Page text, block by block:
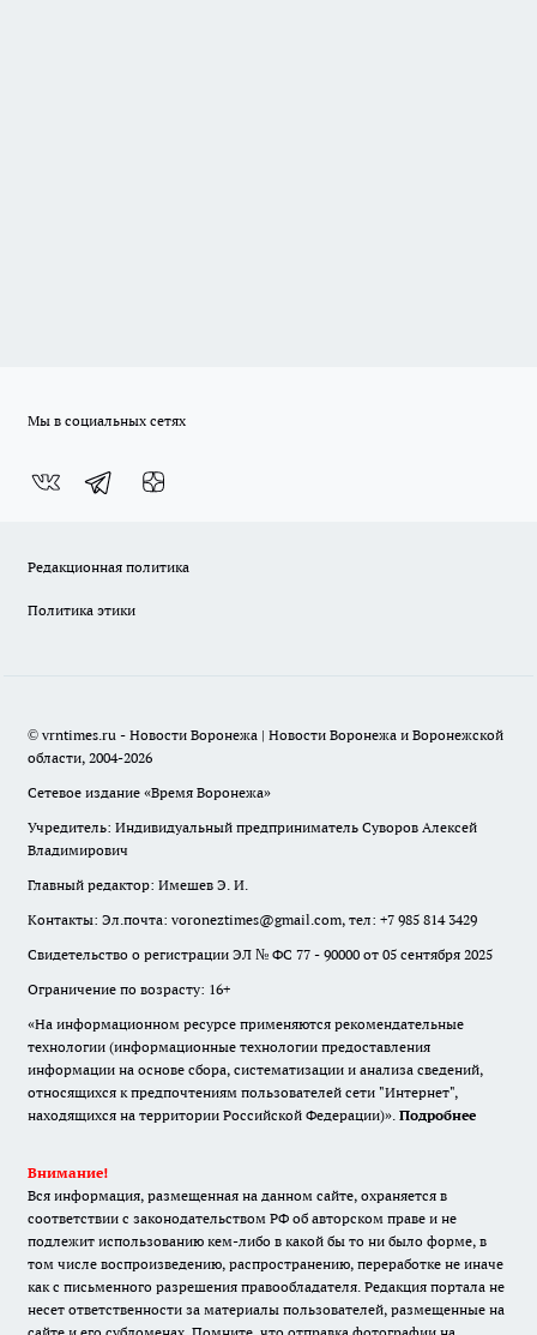
Мы в социальных сетях
Редакционная политика
Политика этики
© vrntimes.ru - Новости Воронежа | Новости Воронежа и Воронежской
области, 2004-2026
Сетевое издание «Время Воронежа»
Учредитель: Индивидуальный предприниматель Суворов Алексей
Владимирович
Главный редактор: Имешев Э. И.
Контакты: Эл.почта: voroneztimes@gmail.com, тел: +7 985 814 3429
Свидетельство о регистрации ЭЛ № ФС 77 - 90000 от 05 сентября 2025
Ограничение по возрасту: 16+
«На информационном ресурсе применяются рекомендательные
технологии (информационные технологии предоставления
информации на основе сбора, систематизации и анализа сведений,
относящихся к предпочтениям пользователей сети "Интернет",
находящихся на территории Российской Федерации)». Подробнее
Внимание!
Вся информация, размещенная на данном сайте, охраняется в
соответствии с законодательством РФ об авторском праве и не
подлежит использованию кем-либо в какой бы то ни было форме, в
том числе воспроизведению, распространению, переработке не иначе
как с письменного разрешения правообладателя. Редакция портала не
несет ответственности за материалы пользователей, размещенные на